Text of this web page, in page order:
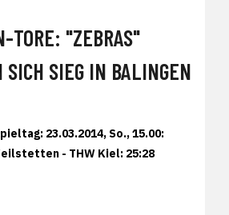
TORE: "ZEBRAS"
SICH SIEG IN BALINGEN
23.03.2014, So., 15.00:
- THW Kiel: 25:28